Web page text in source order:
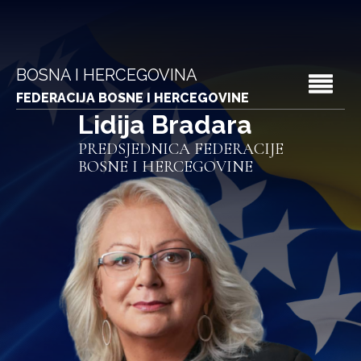
BOSNA I HERCEGOVINA
FEDERACIJA BOSNE I HERCEGOVINE
Lidija Bradara
PREDSJEDNICA FEDERACIJE
BOSNE I HERCEGOVINE